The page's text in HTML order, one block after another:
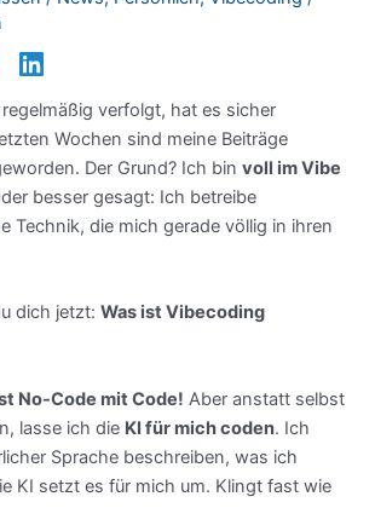
verfolgt, hat es sicher
Wochen sind meine Beiträge
Der Grund? Ich binvoll im Vibe
besser gesagt: Ich betreibe
Technik, die mich gerade völlig in ihren
dich jetzt:Was ist Vibecoding
No-Code mit Code! Aber anstatt selbst
lasse ich die KI für mich coden. Ich
Sprache beschreiben, was ich
KI setzt es für mich um. Klingt fast wie